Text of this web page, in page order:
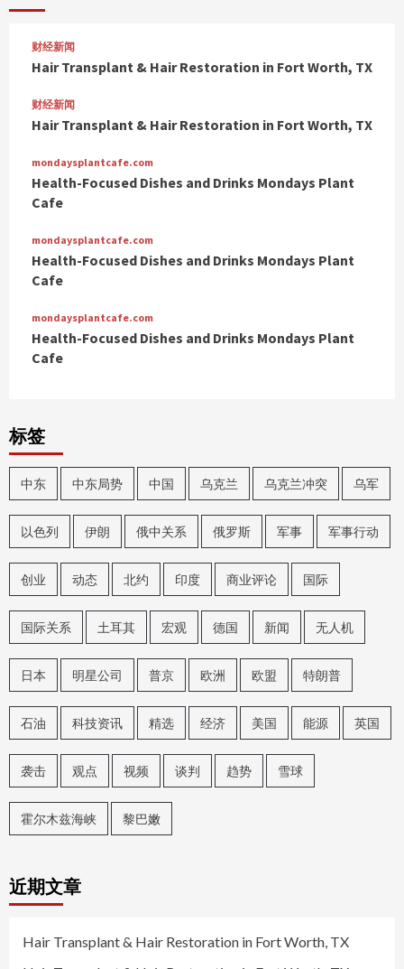
财经新闻
Hair Transplant & Hair Restoration in Fort Worth, TX
财经新闻
Hair Transplant & Hair Restoration in Fort Worth, TX
mondaysplantcafe.com
Health-Focused Dishes and Drinks Mondays Plant
Cafe
mondaysplantcafe.com
Health-Focused Dishes and Drinks Mondays Plant
Cafe
mondaysplantcafe.com
Health-Focused Dishes and Drinks Mondays Plant
Cafe
标签
中东 中东局势 中国 乌克兰 乌克兰冲突 乌军
以色列 伊朗 俄中关系 俄罗斯 军事 军事行动
创业 动态 北约 印度 商业评论 国际
国际关系 土耳其 宏观 德国 新闻 无人机
日本 明星公司 普京 欧洲 欧盟 特朗普
石油 科技资讯 精选 经济 美国 能源 英国
袭击 观点 视频 谈判 趋势 雪球
霍尔木兹海峡 黎巴嫩
近期文章
Hair Transplant & Hair Restoration in Fort Worth, TX